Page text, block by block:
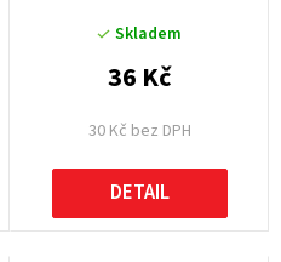
Skladem
30 Kč bez DPH
36 Kč
DETAIL